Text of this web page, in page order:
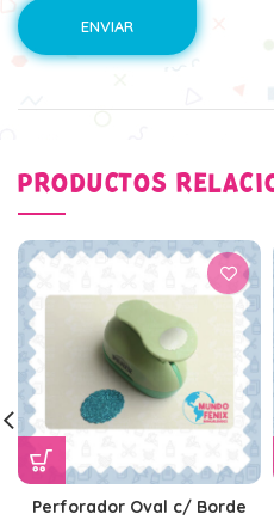
PRODUCTOS
Perforador Oval c/ Borde